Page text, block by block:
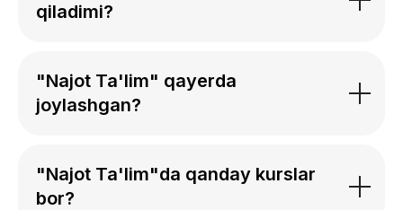
qiladimi?
"Najot Ta'lim" qayerda
joylashgan?
"Najot Ta'lim"da qanday kurslar
bor?